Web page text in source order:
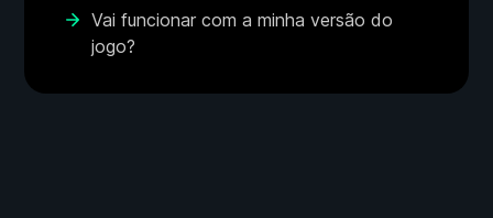
Vai funcionar com a minha versão do
jogo?